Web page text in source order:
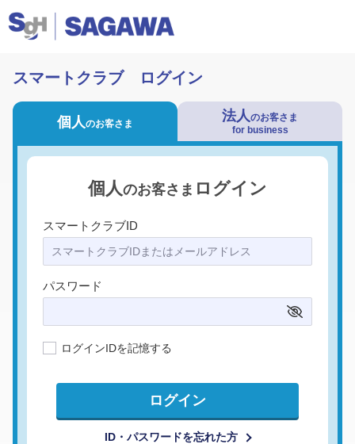
スマートクラブ ログイン
個人のお客さま 法人のお客さま
for business
個人のお客さま ログイン
スマートクラブID
パスワード
ログインIDを記憶する
ログイン
ID・パスワードを忘れた方